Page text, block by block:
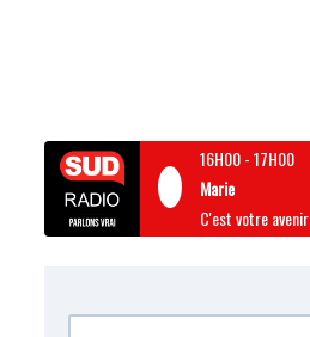
16H00-17H00
Marie
C'est votre avenir